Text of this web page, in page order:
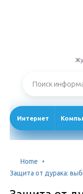
Интернет
Home
Защита от дурака: